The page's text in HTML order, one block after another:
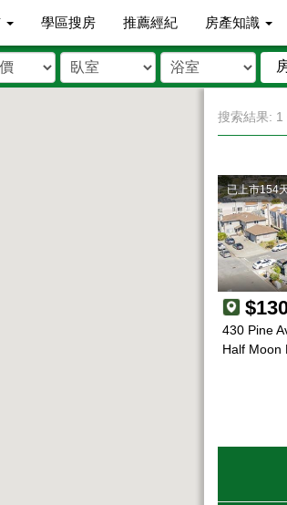
學區搜房 推薦經紀 房產知識
搜索結果: 1
已上市154
430 Pine
Half Moon